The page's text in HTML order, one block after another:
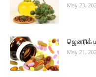
May 23,
ஜெனரிக்
May 21,